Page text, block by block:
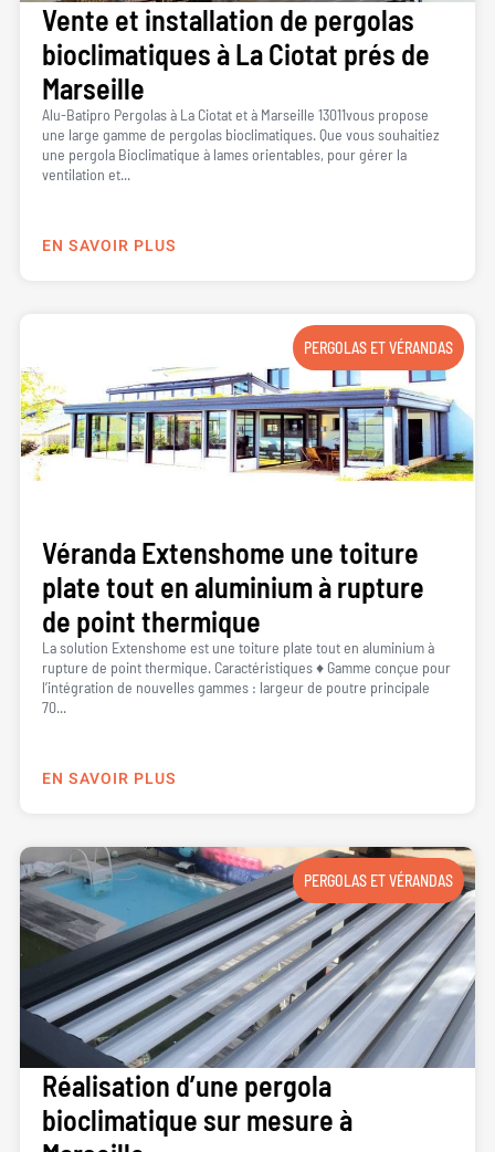
Vente et installation de pergolas
bioclimatiques à La Ciotat prés de
Marseille
Alu-Batipro Pergolas à La Ciotat et à Marseille 13011vous propose
une large gamme de pergolas bioclimatiques. Que vous souhaitiez
une pergola Bioclimatique à lames orientables, pour gérer la
ventilation et...
EN SAVOIR PLUS
PERGOLAS ET VÉRANDAS
Véranda Extenshome une toiture
plate tout en aluminium à rupture
de point thermique
La solution Extenshome est une toiture plate tout en aluminium à
rupture de point thermique. Caractéristiques ♦ Gamme conçue pour
l’intégration de nouvelles gammes : largeur de poutre principale
70...
EN SAVOIR PLUS
PERGOLAS ET VÉRANDAS
Réalisation d’une pergola
bioclimatique sur mesure à